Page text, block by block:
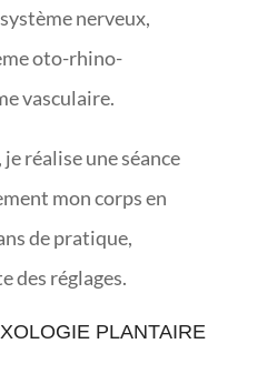
nerveux,
oto-rhino-
vasculaire.
réalise une séance
mon corps en
de pratique,
des réglages.
PLANTAIRE